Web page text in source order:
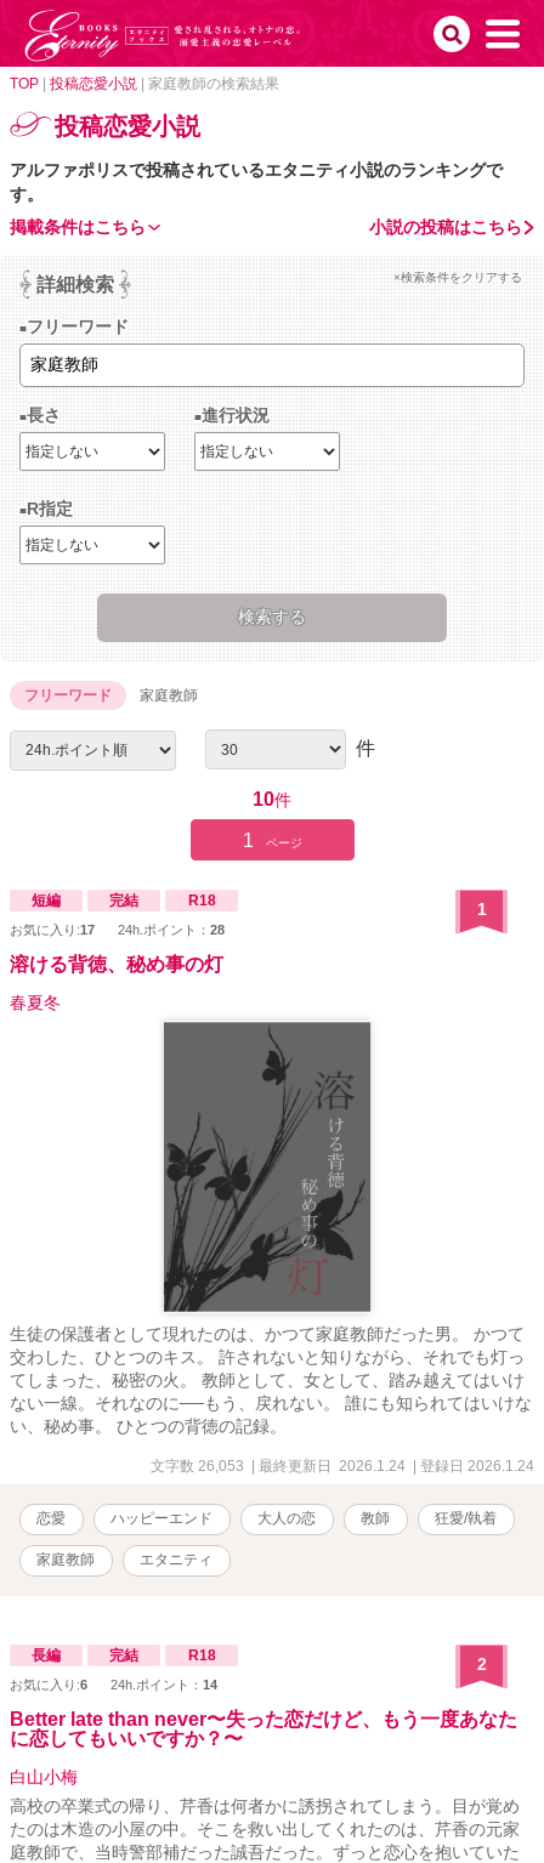
TOP 投稿恋愛小説 家庭教師の検索結果
投稿恋愛小説
アルファポリスで投稿されているエタニティ小説のランキングで
す。
小説の投稿はこちら
掲載条件はこちら
詳細検索 ×検索条件をクリアする
フリーワード
長さ 進行状況
R指定
フリーワード 家庭教師
件
10件
1 ページ
短編 完結 R18
お気に入り:17 24h.ポイント： 28
1
溶ける背徳、秘め事の灯
春夏冬
生徒の保護者として現れたのは、かつて家庭教師だった男。 かつて
交わした、ひとつのキス。 許されないと知りながら、それでも灯っ
てしまった、秘密の火。 教師として、女として、踏み越えてはいけ
ない一線。それなのに──もう、戻れない。 誰にも知られてはいけな
い、秘め事。 ひとつの背徳の記録。
文字数 26,053 | 最終更新日 2026.1.24 | 登録日 2026.1.24
恋愛 ハッピーエンド 大人の恋 教師 狂愛/執着
家庭教師 エタニティ
長編 完結 R18
お気に入り:6 24h.ポイント： 14
2
Better late than never〜失った恋だけど、もう一度あなた
に恋してもいいですか？〜
白山小梅
高校の卒業式の帰り、芹香は何者かに誘拐されてしまう。目が覚め
たのは木造の小屋の中。そこを救い出してくれたのは、芹香の元家
庭教師で、当時警部補だった誠吾だった。ずっと恋心を抱いていた